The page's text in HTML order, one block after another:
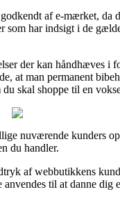
af e-mærket, da
har indsigt i de
der kan håndhæves i
at man permanent
skal shoppe til en
nuværende kunders
du handler.
af webbutikkens
til at danne dig